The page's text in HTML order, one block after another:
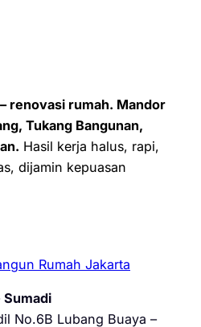
renovasi rumah. Mandor
Tukang Bangunan,
Hasil kerja halus, rapi,
dijamin kepuasan
Rumah Jakarta
Sumadi
No.6B Lubang Buaya –